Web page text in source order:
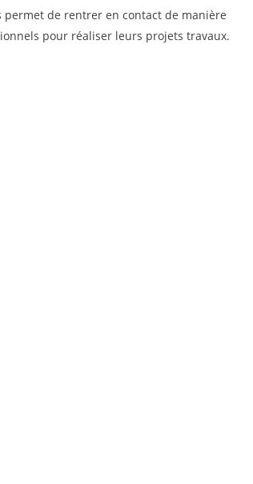
de rentrer en contact de manière
pour réaliser leurs projets travaux.